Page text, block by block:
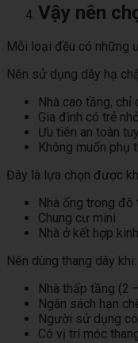
Vậy nên
Mỗi loại đều có những
Nên sử dụng dây hạ
Nhà cao tầng,
Gia đình có trẻ
Ưu tiên an toàn
Không muốn phụ
Đây là lựa chọn được
Nhà ống trong đô
Chung cư mini
Nhà ở kết hợp
Nên dùng thang dây khi:
Nhà thấp tầng (2
Ngân sách hạn
Người sử dụng
Có vị trí móc